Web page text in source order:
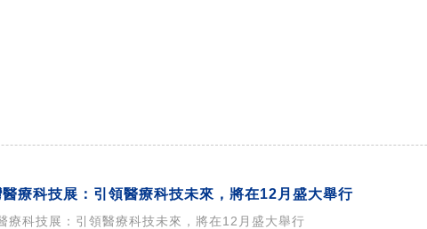
療科技展：引領醫療科技未來，將在12月盛大舉行
療科技展：引領醫療科技未來，將在12月盛大舉行